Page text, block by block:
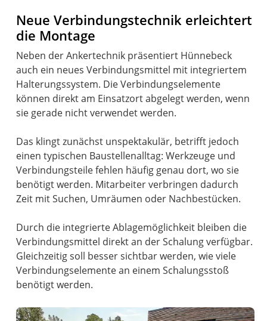
Neue Verbindungstechnik erleichtert
die Montage
Neben der Ankertechnik präsentiert Hünnebeck
auch ein neues Verbindungsmittel mit integriertem
Halterungssystem. Die Verbindungselemente
können direkt am Einsatzort abgelegt werden, wenn
sie gerade nicht verwendet werden.
Das klingt zunächst unspektakulär, betrifft jedoch
einen typischen Baustellenalltag: Werkzeuge und
Verbindungsteile fehlen häufig genau dort, wo sie
benötigt werden. Mitarbeiter verbringen dadurch
Zeit mit Suchen, Umräumen oder Nachbestücken.
Durch die integrierte Ablagemöglichkeit bleiben die
Verbindungsmittel direkt an der Schalung verfügbar.
Gleichzeitig soll besser sichtbar werden, wie viele
Verbindungselemente an einem Schalungsstoß
benötigt werden.